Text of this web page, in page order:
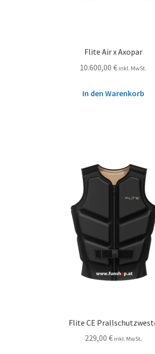
Flite Air x Axopar
10.600,00 € inkl. MwSt.
In den Warenkorb
Flite CE
229,00 € inkl. MwSt.